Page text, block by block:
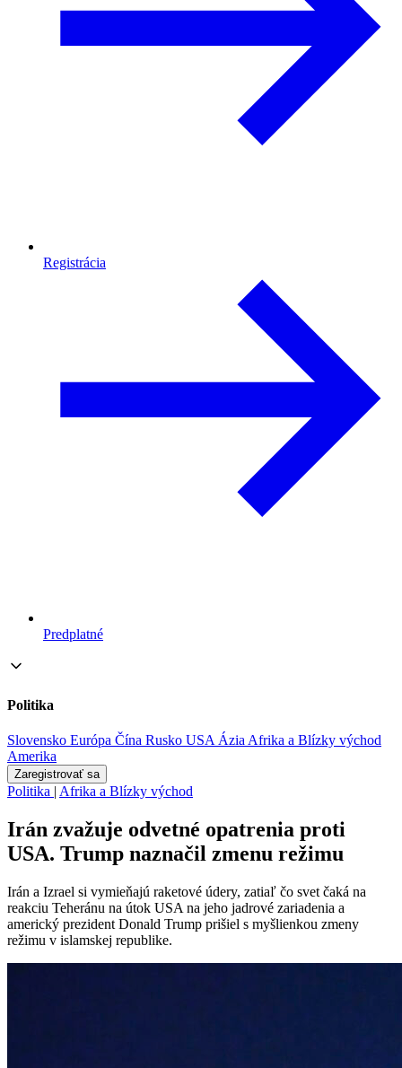
Registrácia
Predplatné
Politika
Slovensko Európa Čína Rusko USA ÁziaAfrika a Blízky východ
Amerika
Zaregistrovať sa
Politika | Afrika a Blízky východ
Irán zvažuje odvetné opatrenia proti
USA. Trump naznačil zmenu režimu
Irán a Izrael si vymieňajú raketové údery, zatiaľ čo svet čaká na
reakciu Teheránu na útok USA na jeho jadrové zariadenia a
americký prezident Donald Trump prišiel s myšlienkou zmeny
režimu v islamskej republike.